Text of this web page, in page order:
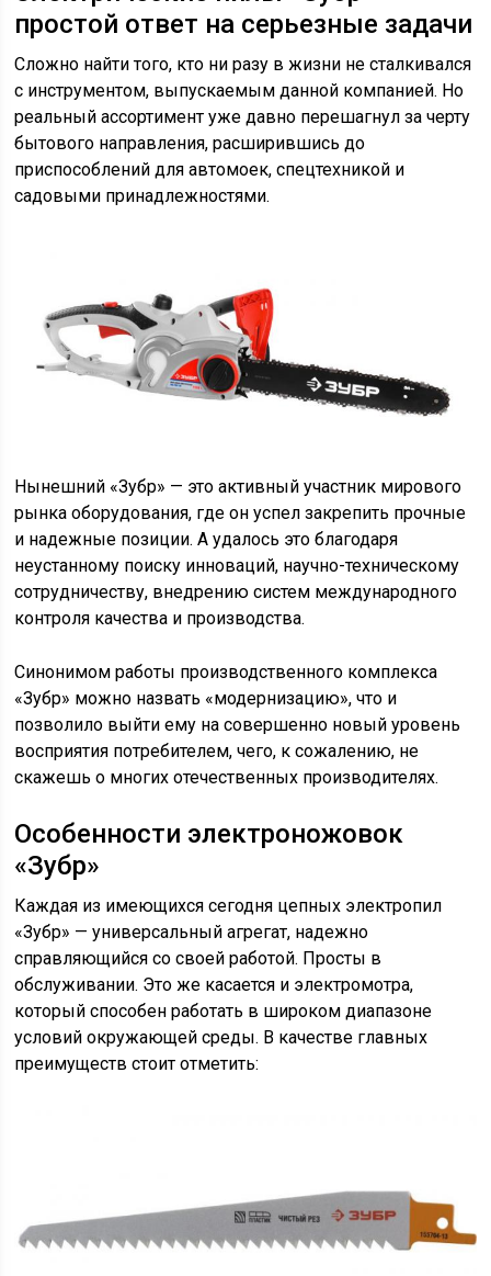
простой ответ на серьезные задачи
Сложно найти того, кто ни разу в жизни не сталкивался
с инструментом, выпускаемым данной компанией. Но
реальный ассортимент уже давно перешагнул за черту
бытового направления, расширившись до
приспособлений для автомоек, спецтехникой и
садовыми принадлежностями.
Нынешний «Зубр» — это активный участник мирового
рынка оборудования, где он успел закрепить прочные
и надежные позиции. А удалось это благодаря
неустанному поиску инноваций, научно-техническому
сотрудничеству, внедрению систем международного
контроля качества и производства.
Синонимом работы производственного комплекса
«Зубр» можно назвать «модернизацию», что и
позволило выйти ему на совершенно новый уровень
восприятия потребителем, чего, к сожалению, не
скажешь о многих отечественных производителях.
Особенности электроножовок
«Зубр»
Каждая из имеющихся сегодня цепных электропил
«Зубр» — универсальный агрегат, надежно
справляющийся со своей работой. Просты в
обслуживании. Это же касается и электромотра,
который способен работать в широком диапазоне
условий окружающей среды. В качестве главных
преимуществ стоит отметить: